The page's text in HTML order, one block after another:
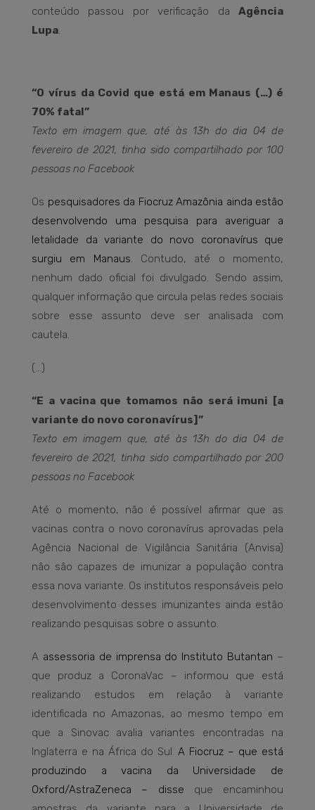
conteúdo passou por verificação da Agência
Lupa.
“O vírus da Covid que está em Manaus (…) é
70% fatal”
Texto em imagem que, até às 13h do dia 04 de
fevereiro de 2021, tinha sido compartilhado por 100
pessoas no Facebook
Os pesquisadores da Fiocruz Amazônia ainda estão
desenvolvendo uma pesquisa para averiguar a
letalidade da variante do novo coronavírus que
surgiu em Manaus. Contudo, até o momento,
nenhum dado oficial foi divulgado. Sendo assim,
qualquer informação que circula pelas redes sociais
sobre esse assunto deve ser analisada com
cautela.
(…)
“E a vacina que tomamos não será imuni [a
variante do novo coronavírus]”
Texto em imagem que, até às 13h do dia 04 de
fevereiro de 2021, tinha sido compartilhado por 200
pessoas no Facebook
Até o momento, não é possível afirmar que as
vacinas contra o novo coronavírus aprovadas pela
Agência Nacional de Vigilância Sanitária (Anvisa)
não são capazes de imunizar a população contra
essa nova variante. Os institutos responsáveis pelo
desenvolvimento desses imunizantes ainda estão
realizando pesquisas sobre o assunto.
A assessoria de imprensa do Instituto Butantan –
que produz a CoronaVac – informou que está
realizando estudos em relação à variante
identificada no Amazonas, ao mesmo tempo em
que a Sinovac avalia variantes encontradas na
Inglaterra e na África do Sul.A Fiocruz – que está
produzindo a vacina da Universidade de
Oxford/AstraZeneca – disse que encaminhou